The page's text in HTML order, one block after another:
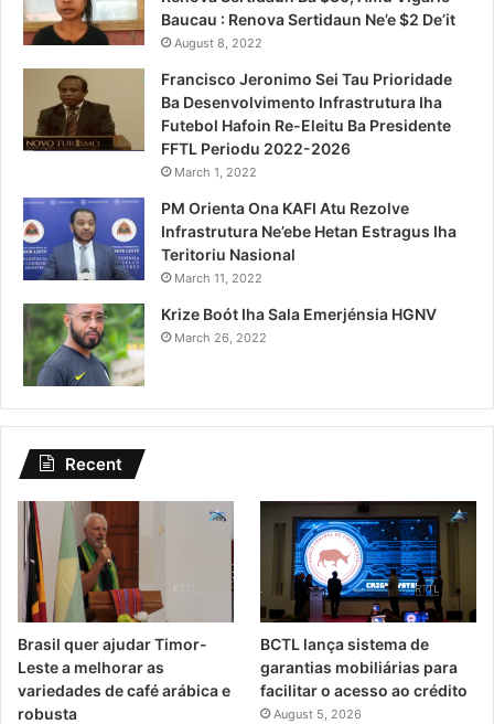
Baucau : Renova Sertidaun Ne’e $2 De’it
August 8, 2022
Francisco Jeronimo Sei Tau Prioridade
Ba Desenvolvimento Infrastrutura Iha
Futebol Hafoin Re-Eleitu Ba Presidente
FFTL Periodu 2022-2026
March 1, 2022
PM Orienta Ona KAFI Atu Rezolve
Infrastrutura Ne’ebe Hetan Estragus Iha
Teritoriu Nasional
March 11, 2022
Krize Boót Iha Sala Emerjénsia HGNV
March 26, 2022
Recent
Brasil quer ajudar Timor-
Leste a melhorar as
variedades de café arábica e
robusta
BCTL lança sistema de
garantias mobiliárias para
facilitar o acesso ao crédito
August 5, 2026